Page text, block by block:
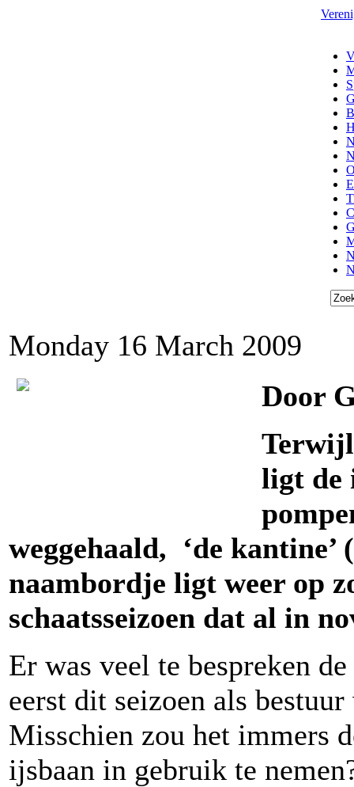
Monday 16 March 2009
Door
ligt de
weggehaald, ‘de
naambordje ligt weer op
schaatsseizoen dat al in
Er was veel te bespreken
eerst dit seizoen als
Misschien zou het immers
ijsbaan in gebruik te